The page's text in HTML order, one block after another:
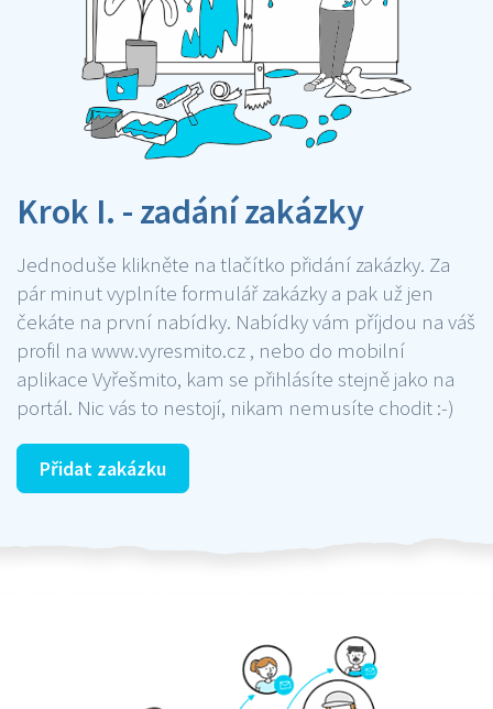
Krok I. - zadání zakázky
Jednoduše klikněte na tlačítko přidání zakázky. Za
pár minut vyplníte formulář zakázky a pak už jen
čekáte na první nabídky. Nabídky vám příjdou na váš
profil na www.vyresmito.cz , nebo do mobilní
aplikace Vyřešmito, kam se přihlásíte stejně jako na
portál. Nic vás to nestojí, nikam nemusíte chodit :-)
Přidat zakázku